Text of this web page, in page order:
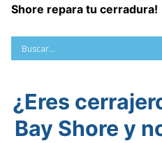
Shore repara tu cerradura!
¿Eres
Bay Shore y